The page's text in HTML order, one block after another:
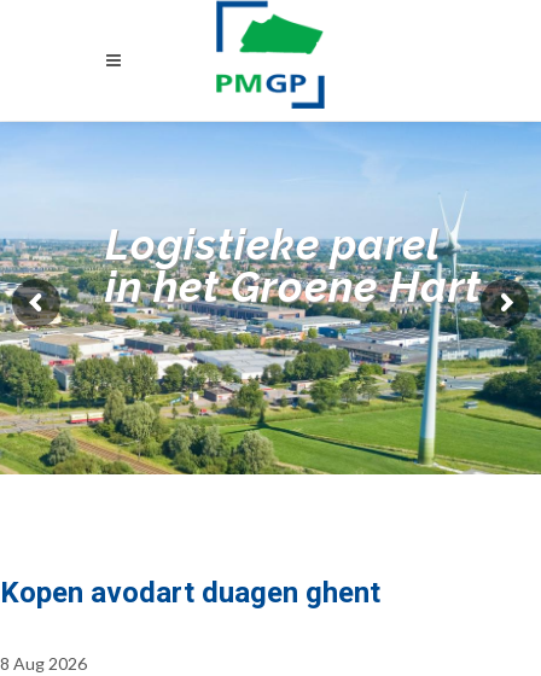
Logistieke parel
in het Groene Hart
Kopen avodart duagen ghent
8 Aug 2026